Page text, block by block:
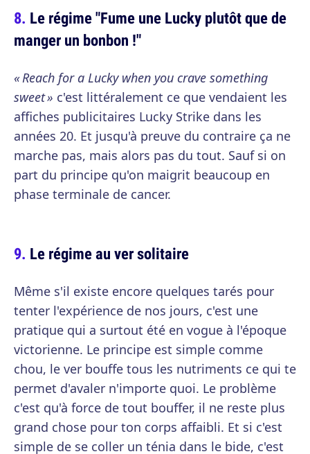
Le régime "Fume une Lucky plutôt que de
manger un bonbon !"
« Reach for a Lucky when you crave something
sweet » c'est littéralement ce que vendaient les
affiches publicitaires Lucky Strike dans les
années 20. Et jusqu'à preuve du contraire ça ne
marche pas, mais alors pas du tout. Sauf si on
part du principe qu'on maigrit beaucoup en
phase terminale de cancer.
Le régime au ver solitaire
Même s'il existe encore quelques tarés pour
tenter l'expérience de nos jours, c'est une
pratique qui a surtout été en vogue à l'époque
victorienne. Le principe est simple comme
chou, le ver bouffe tous les nutriments ce qui te
permet d'avaler n'importe quoi. Le problème
c'est qu'à force de tout bouffer, il ne reste plus
grand chose pour ton corps affaibli. Et si c'est
simple de se coller un ténia dans le bide, c'est